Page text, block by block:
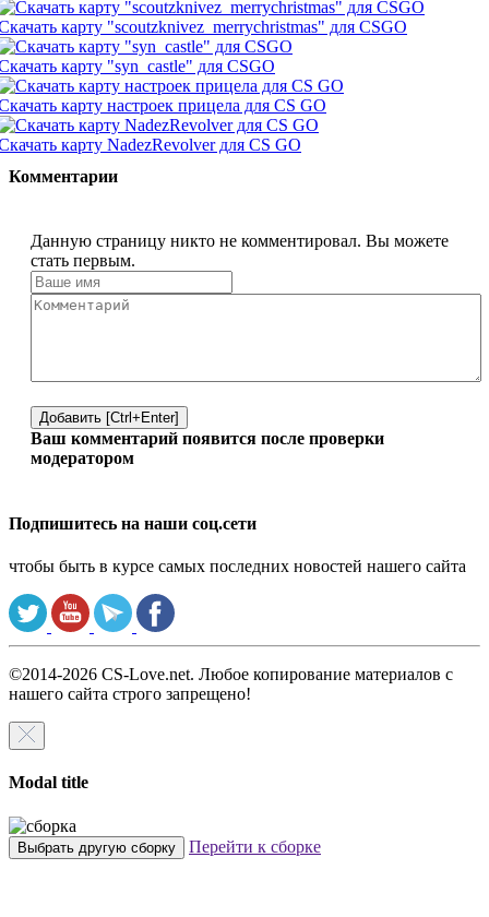
карту "scoutzknivez_merrychristmas" для CSGO
карту "syn_castle" для CSGO
карту настроек прицела для CS GO
карту NadezRevolver для CS GO
Комментарии
Данную страницу никто не комментировал. Вы можете
стать первым.
Добавить [Ctrl+Enter]
Ваш комментарий появится после проверки
модератором
Подпишитесь на наши соц.сети
чтобы быть в курсе самых последних новостей нашего сайта
©2014-2026 CS-Love.net. Любое копирование материалов с
нашего сайта строго запрещено!
Modal title
Выбрать другую сборку Перейти к сборке